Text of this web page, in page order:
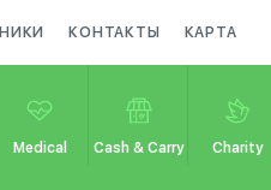
КОНТАКТЫ КАРТА
Medical Cash & Carry Charity